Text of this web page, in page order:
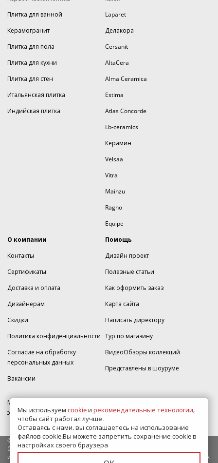
Плитка для ванной
Керамогранит
Плитка для пола
Плитка для кухни
Плитка для стен
Итальянская плитка
Индийская плитка
Laparet
Делакора
Cersanit
AltaCera
Alma Ceramica
Estima
Atlas Concorde
Lb-ceramics
Керамин
Velsaa
Vitra
Mainzu
Ragno
Equipe
О компании
Контакты
Сертификаты
Доставка и оплата
Дизайнерам
Скидки
Политика конфиденциальности
Согласие на обработку
персональных данных
Вакансии
Помощь
Дизайн проект
Полезные статьи
Как оформить заказ
Карта сайта
Написать директору
Тур по магазину
ВидеоОбзоры коллекций
Представлены в шоуруме
МКАД 2км внешняя сторона, д. 2, ТРЦ "Шоколад" (РИО) Реутов, -1
этаж, магазин Плитка-SDVK.
© 2009—2026 г. Все права защищены
Обращаем Ваше внимание на то, что данный интернет-сайт носит
исключительно информационный характер и ни при каких условиях
Мы используем cookieи рекомендательные технологии,
чтобы сайт работал лучше.
Оставаясь с нами, вы соглашаетесь на использование
файлов cookie.Вы можете запретить сохранение cookie в
настройках своего браузера